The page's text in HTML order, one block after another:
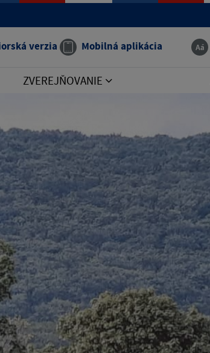
verzia Mobilná aplikácia
ZVEREJŇOVANIE